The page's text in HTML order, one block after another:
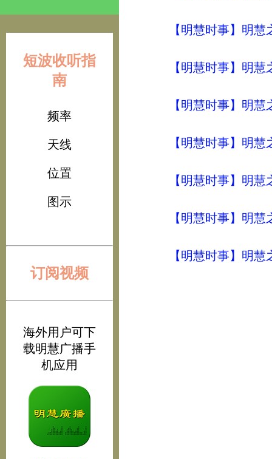
短波收听指
南
频率
天线
位置
图示
订阅视频
海外用户可下
载明慧广播手
机应用
【明慧时事】明
【明慧时事】明
【明慧时事】明
【明慧时事】明
【明慧时事】明
【明慧时事】明
【明慧时事】明